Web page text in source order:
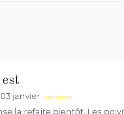
janvier RÉPONDRE
la refaire bientôt. Les